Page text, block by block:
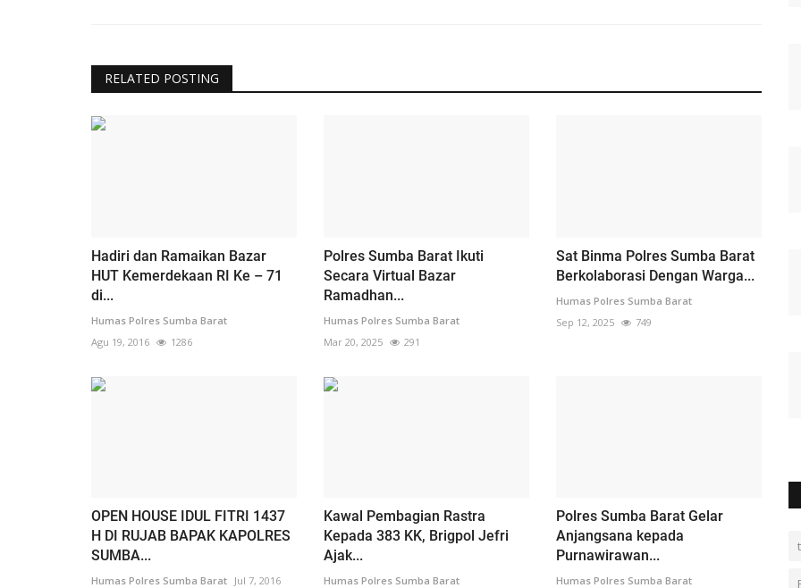
RELATED POSTING
Hadiri dan Ramaikan Bazar
HUT Kemerdekaan RI Ke – 71
di...
Humas Polres Sumba Barat
Agu 19, 2016
1286
Polres Sumba Barat Ikuti
Secara Virtual Bazar
Ramadhan...
Humas Polres Sumba Barat
Mar 20, 2025
291
Sat Binma Polres Sumba Barat
Berkolaborasi Dengan Warga...
Humas Polres Sumba Barat
Sep 12, 2025
749
OPEN HOUSE IDUL FITRI 1437
H DI RUJAB BAPAK KAPOLRES
SUMBA...
Humas Polres Sumba Barat Jul 7, 2016
Kawal Pembagian Rastra
Kepada 383 KK, Brigpol Jefri
Ajak...
Humas Polres Sumba Barat
Polres Sumba Barat Gelar
Anjangsana kepada
Purnawirawan...
Humas Polres Sumba Barat